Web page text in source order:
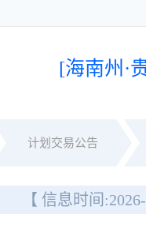
[海南州·
计划交易公告
【 信息时间: